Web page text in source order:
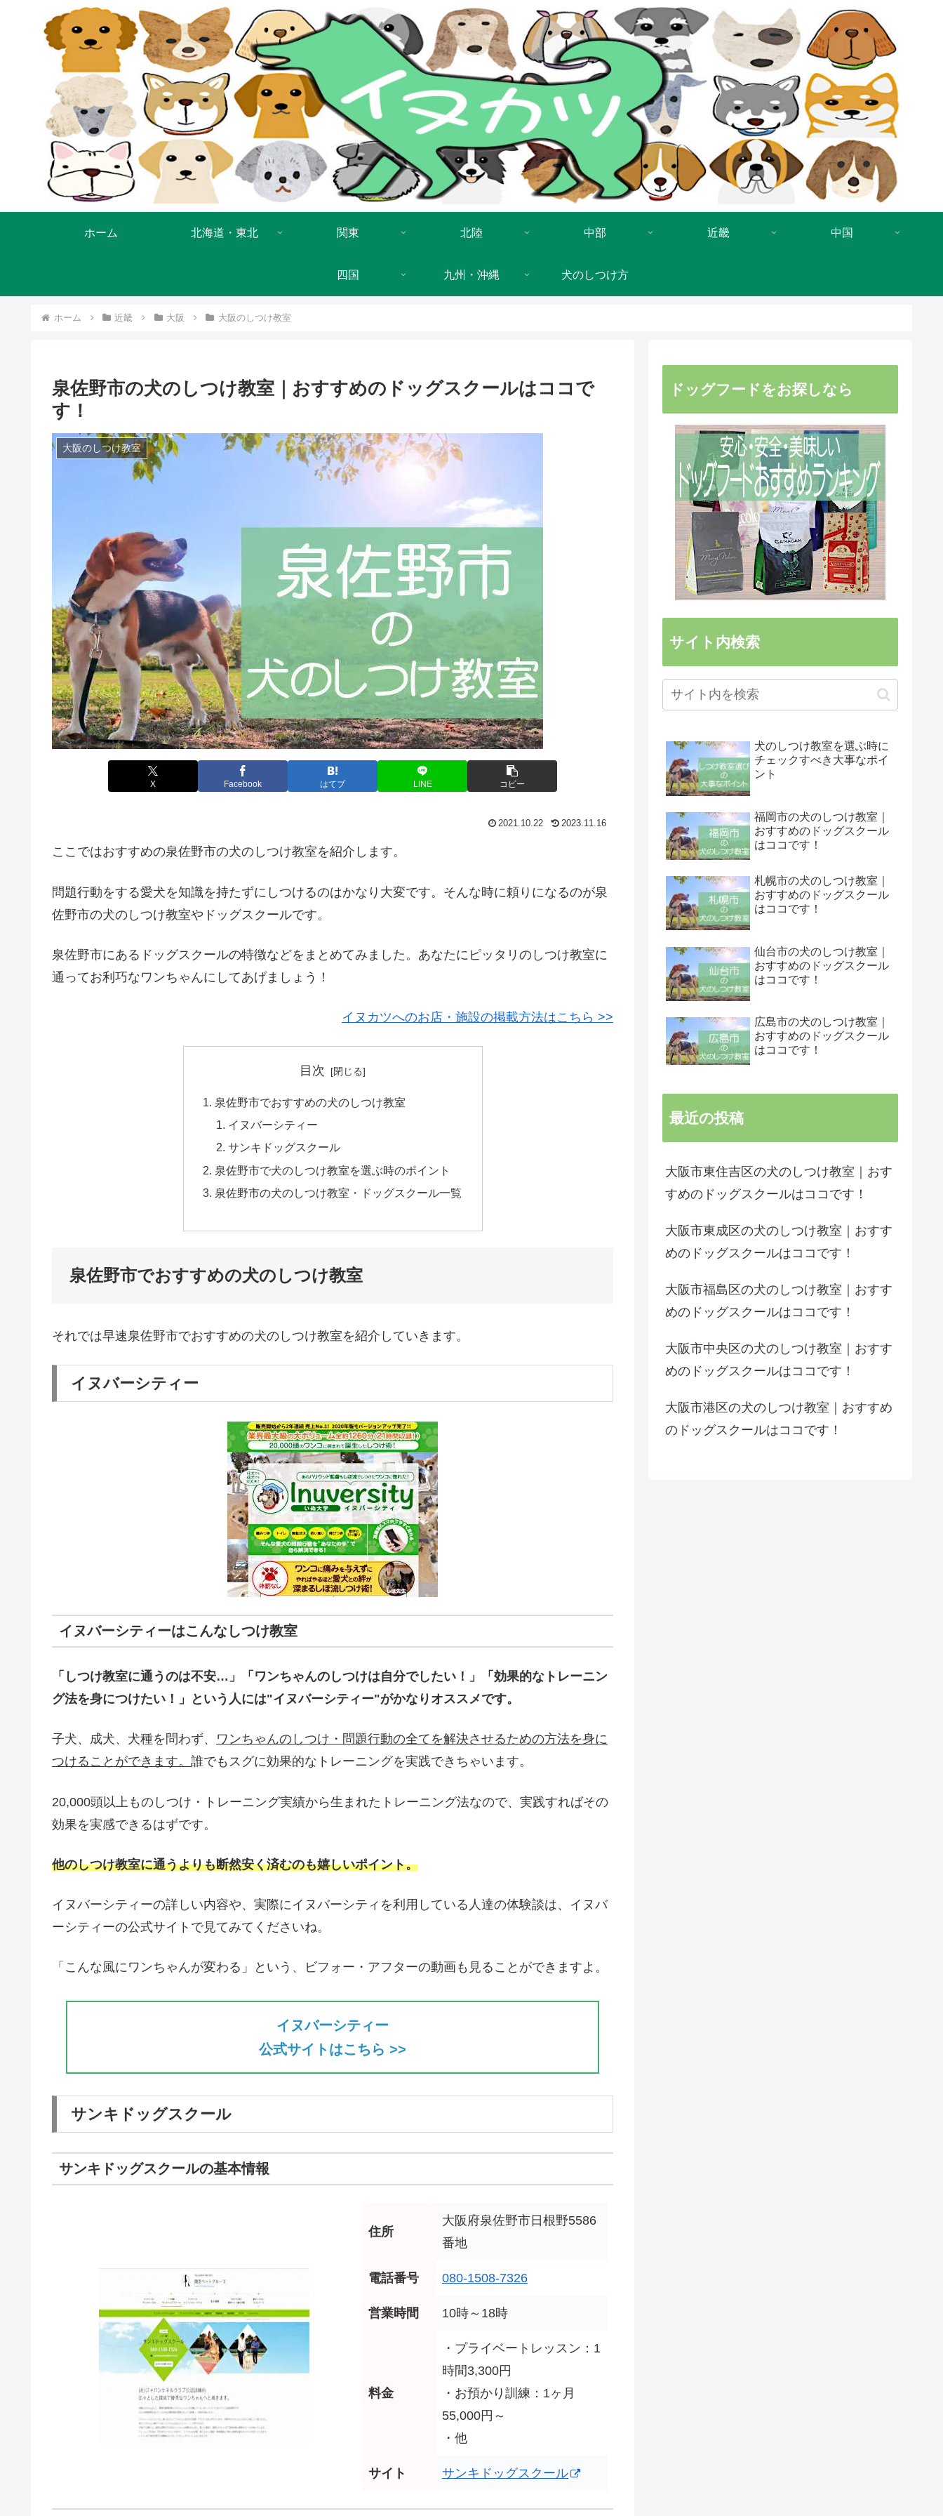
ホーム 北海道・東北 関東 北陸 中部 近畿 中国
四国 九州・沖縄 犬のしつけ方
ホーム 近畿 大阪 大阪のしつけ教室
泉佐野市の犬のしつけ教室｜おすすめのドッグスクールはココで
す！
大阪のしつけ教室
X Facebook はてブ LINE コピー
2021.10.22 2023.11.16
ここではおすすめの泉佐野市の犬のしつけ教室を紹介します。
問題行動をする愛犬を知識を持たずにしつけるのはかなり大変です。そんな時に頼りになるのが泉
佐野市の犬のしつけ教室やドッグスクールです。
泉佐野市にあるドッグスクールの特徴などをまとめてみました。あなたにピッタリのしつけ教室に
通ってお利巧なワンちゃんにしてあげましょう！
イヌカツへのお店・施設の掲載方法はこちら >>
目次
泉佐野市でおすすめの犬のしつけ教室
イヌバーシティー
サンキドッグスクール
泉佐野市で犬のしつけ教室を選ぶ時のポイント
泉佐野市の犬のしつけ教室・ドッグスクール一覧
泉佐野市でおすすめの犬のしつけ教室
それでは早速泉佐野市でおすすめの犬のしつけ教室を紹介していきます。
イヌバーシティー
イヌバーシティーはこんなしつけ教室
「しつけ教室に通うのは不安…」「ワンちゃんのしつけは自分でしたい！」「効果的なトレーニン
グ法を身につけたい！」という人には"イヌバーシティー"がかなりオススメです。
子犬、成犬、犬種を問わず、 ワンちゃんのしつけ・問題行動の全てを解決させるための方法を身に
つけることができます。 誰でもスグに効果的なトレーニングを実践できちゃいます。
20,000頭以上ものしつけ・トレーニング実績から生まれたトレーニング法なので、実践すればその
効果を実感できるはずです。
他のしつけ教室に通うよりも断然安く済むのも嬉しいポイント。
イヌバーシティーの詳しい内容や、実際にイヌバーシティを利用している人達の体験談は、イヌバ
ーシティーの公式サイトで見てみてくださいね。
「こんな風にワンちゃんが変わる」という、ビフォー・アフターの動画も見ることができますよ。
イヌバーシティー
公式サイトはこちら >>
サンキドッグスクール
サンキドッグスクールの基本情報
住所
大阪府泉佐野市日根野5586
番地
電話番号 080-1508-7326
営業時間 10時～18時
料金
・プライベートレッスン：1
時間3,300円
・お預かり訓練：1ヶ月
55,000円～
・他
サイト サンキドッグスクール
ドッグフードをお探しなら
サイト内検索
犬のしつけ教室を選ぶ時に
チェックすべき大事なポイ
ント
福岡市の犬のしつけ教室｜
おすすめのドッグスクール
はココです！
札幌市の犬のしつけ教室｜
おすすめのドッグスクール
はココです！
仙台市の犬のしつけ教室｜
おすすめのドッグスクール
はココです！
広島市の犬のしつけ教室｜
おすすめのドッグスクール
はココです！
最近の投稿
大阪市東住吉区の犬のしつけ教室｜おす
すめのドッグスクールはココです！
大阪市東成区の犬のしつけ教室｜おすす
めのドッグスクールはココです！
大阪市福島区の犬のしつけ教室｜おすす
めのドッグスクールはココです！
大阪市中央区の犬のしつけ教室｜おすす
めのドッグスクールはココです！
大阪市港区の犬のしつけ教室｜おすすめ
のドッグスクールはココです！